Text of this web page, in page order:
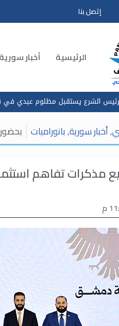
إتصل بنا
الرئيسية أخبار سورية
مظلوم عبدي في قصر الشعب
,أخبار سورية,بانوراميات بحضور
مذكرات تفاهم
م